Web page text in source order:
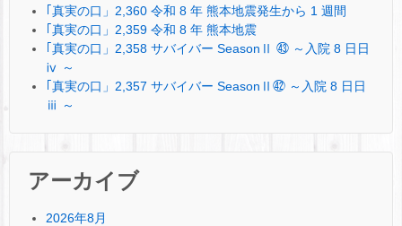
｢真実の口」2,360 令和 8 年 熊本地震発生から 1 週間
｢真実の口」2,359 令和 8 年 熊本地震
｢真実の口」2,358 サバイバー SeasonⅡ ㊸ ～入院 8 日日
ⅳ ～
｢真実の口」2,357 サバイバー SeasonⅡ㊷ ～入院 8 日日
ⅲ ～
アーカイブ
2026年8月